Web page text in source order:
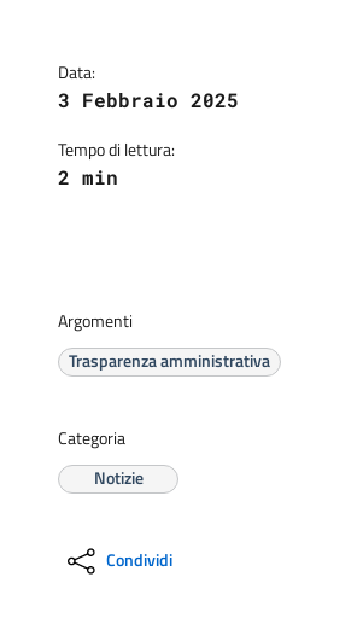
Data:
3 Febbraio 2025
Tempo di lettura:
2 min
Argomenti
Trasparenza amministrativa
Categoria
Notizie
Condividi